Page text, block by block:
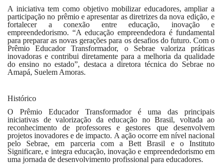
A iniciativa tem como objetivo mobilizar educadores, ampliar a
participação no prêmio e apresentar as diretrizes da nova edição, e
fortalecer a conexão entre educação, inovação e
empreendedorismo. “A educação empreendedora é fundamental
para preparar as novas gerações para os desafios do futuro. Com o
Prêmio Educador Transformador, o Sebrae valoriza práticas
inovadoras e contribui diretamente para a melhoria da qualidade
do ensino no estado”, destaca a diretora técnica do Sebrae no
Amapá, Suelem Amoras.
Histórico
O Prêmio Educador Transformador é uma das principais
iniciativas de valorização da educação no Brasil, voltada ao
reconhecimento de professores e gestores que desenvolvem
projetos inovadores e de impacto. A ação ocorre em nível nacional
pelo Sebrae, em parceria com a Bett Brasil e o Instituto
Significare, e integra educação, inovação e empreendedorismo em
uma jornada de desenvolvimento profissional para educadores.